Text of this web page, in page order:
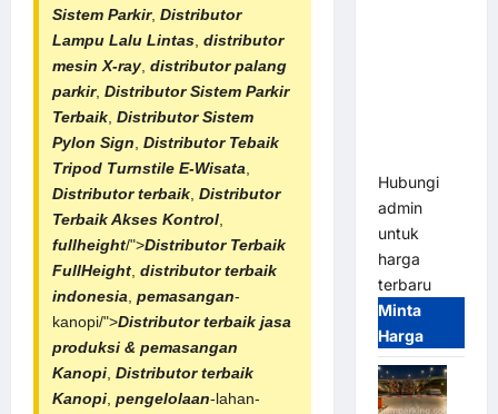
Sistem Parkir, Distributor
Lampu Lalu Lintas, distributor
mesin X-ray, distributor palang
parkir, DistributorSistem Parkir
Terbaik, DistributorSistem
Pylon Sign, Distributor Tebaik
Tripod Turnstile E-Wisata,
Distributor terbaik, Distributor
Terbaik Akses Kontrol,
fullheight/">Distributor Terbaik
FullHeight, distributor terbaik
indonesia, pemasangan-
kanopi/">Distributor terbaik jasa
produksi & pemasangan
Kanopi, Distributor terbaik
Kanopi, pengelolaan-lahan-
Hubungi
admin
untuk
harga
terbaru
Minta
Harga